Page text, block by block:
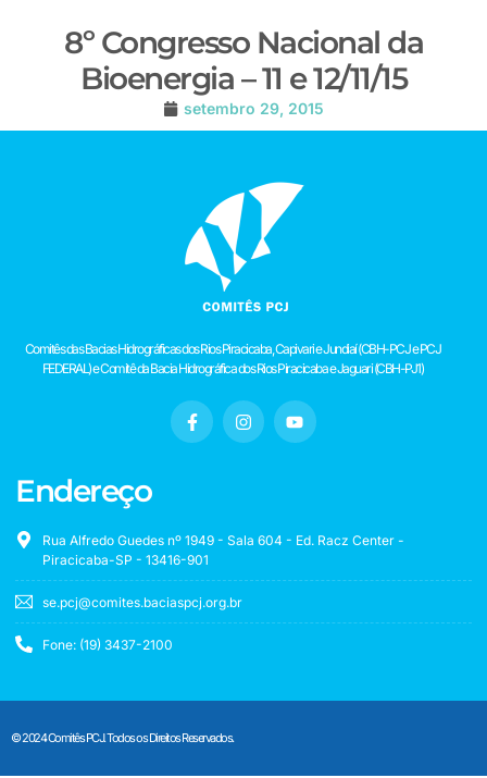
8º Congresso Nacional da
Bioenergia – 11 e 12/11/15
setembro 29, 2015
Comitês das Bacias Hidrográficas dos Rios Piracicaba, Capivari e Jundiaí (CBH-PCJ e PCJ
FEDERAL) e Comitê da Bacia Hidrográfica dos Rios Piracicaba e Jaguari (CBH-PJ1)
Endereço
Rua Alfredo Guedes nº 1949 - Sala 604 - Ed. Racz Center -
Piracicaba-SP - 13416-901
se.pcj@comites.baciaspcj.org.br
Fone: (19) 3437-2100
© 2024 Comitês PCJ. Todos os Direitos Reservados.